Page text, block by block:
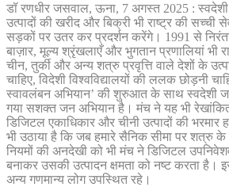
डॉ रणधीर जसवाल, ऊना, 7 अगस्त 2025 : स्वदेशी
उत्पादों की खरीद और बिक्री भी राष्ट्र की
सड़कों पर उतर कर प्रदर्शन करेंगे। 1991 से
बाज़ार, मूल्य श्रृंखलाएँ और भुगतान प्रणालियां भी
चीन, तुर्की और अन्य शत्रु प्रवृत्ति वाले देशों के
चाहिए, विदेशी विश्वविद्यालयों की ललक छोड़नी
स्वावलंबन अभियान’ की शुरुआत के साथ स्वदेशी
गया सशक्त जन अभियान है। मंच ने यह भी
डिजिटल एकाधिकार और चीनी उत्पादों की
भी उठाया है कि जब हमारे सैनिक सीमा पर शत्रु के
नियमों की अनदेखी को भी मंच ने डिजिटल
बनाकर उसकी उत्पादन क्षमता को नष्ट करता है।
अन्य गणमान्य लोग उपस्थित रहे।